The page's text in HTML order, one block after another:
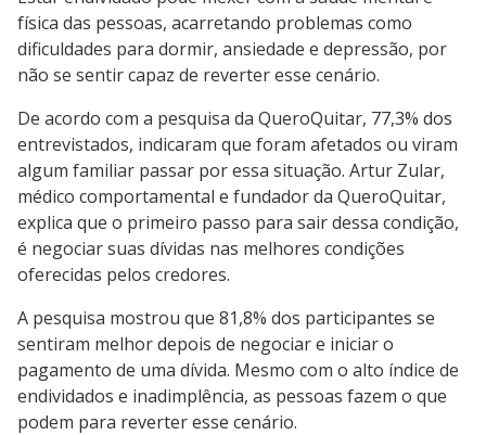
física das pessoas, acarretando problemas como
dificuldades para dormir, ansiedade e depressão, por
não se sentir capaz de reverter esse cenário.
De acordo com a pesquisa da QueroQuitar, 77,3% dos
entrevistados, indicaram que foram afetados ou viram
algum familiar passar por essa situação. Artur Zular,
médico comportamental e fundador da QueroQuitar,
explica que o primeiro passo para sair dessa condição,
é negociar suas dívidas nas melhores condições
oferecidas pelos credores.
A pesquisa mostrou que 81,8% dos participantes se
sentiram melhor depois de negociar e iniciar o
pagamento de uma dívida. Mesmo com o alto índice de
endividados e inadimplência, as pessoas fazem o que
podem para reverter esse cenário.